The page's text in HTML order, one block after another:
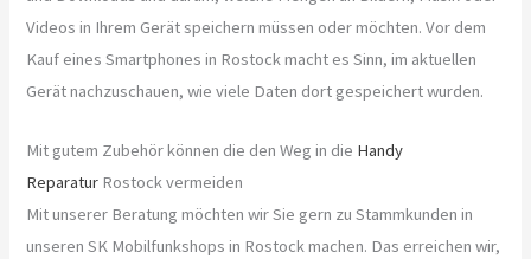
Videos in Ihrem Gerät speichern müssen oder möchten. Vor dem
Kauf eines Smartphones in Rostock macht es Sinn, im aktuellen
Gerät nachzuschauen, wie viele Daten dort gespeichert wurden.
Mit gutem Zubehör können die den Weg in die Handy
Reparatur Rostock vermeiden
Mit unserer Beratung möchten wir Sie gern zu Stammkunden in
unseren SK Mobilfunkshops in Rostock machen. Das erreichen wir,